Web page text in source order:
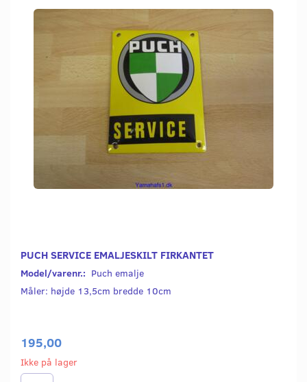
PUCH SERVICE EMALJESKILT FIRKANTET
Model/varenr.: Puch emalje
Måler: højde 13,5cm bredde 10cm
195,00
Ikke på lager